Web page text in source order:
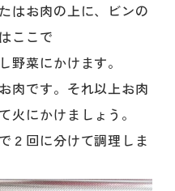
はお肉の上に、ビンの
ここで
野菜にかけます。
肉です。それ以上お肉
火にかけましょう。
２回に分けて調理しま